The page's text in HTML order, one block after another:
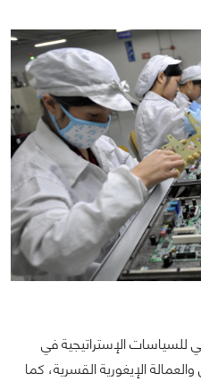
للسياسات الإستراتيجية في
والعمالة الإيغورية القسرية، كما